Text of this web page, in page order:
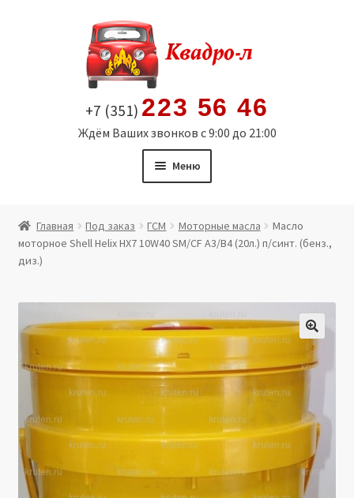
содержимому
+7 (351) 223 56 46
Ждём Ваших звонков с 9:00 до 21:00
Меню
Витрина
Политика в отношении обработки персональных
данных
Производители
Юридические данные
Главная Под заказ ГСМ Моторные масла
Масло
моторное Shell Helix HX7 10W40 SM/CF A3/B4 (20л.) п/синт. (бенз.,
диз.)
🔍